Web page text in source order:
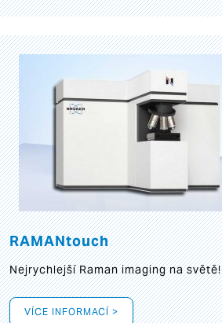
RAMANtouch
Nejrychlejší Raman imaging na světě!
VÍCE INFORMACÍ >